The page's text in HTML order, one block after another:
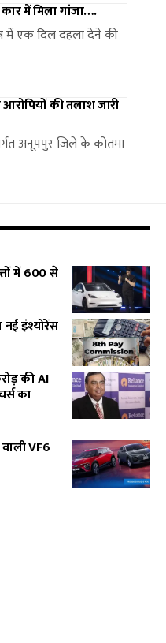
में मिला गांजा….
में एक दिल दहला देने की
की तलाश जारी
अनूपपुर जिले के कोतमा
में 600 से
इंश्योरेंस
की AI
का
VF6